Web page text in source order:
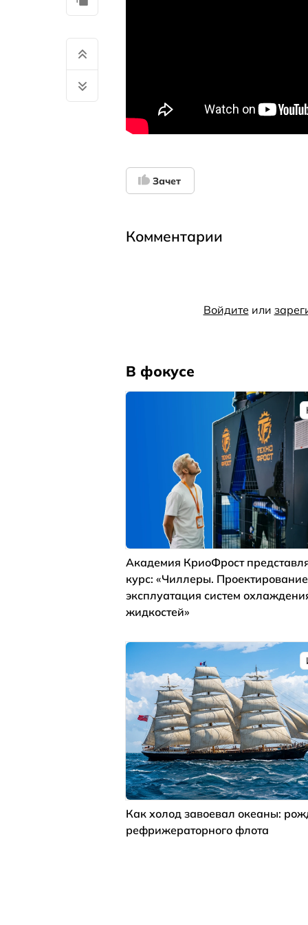
Зачет
Комментарии
Войдите или
В фокусе
Академия КриоФрост
курс: «Чиллеры.
эксплуатация систем
жидкостей»
Как холод завоевал океаны:
рефрижераторного флота